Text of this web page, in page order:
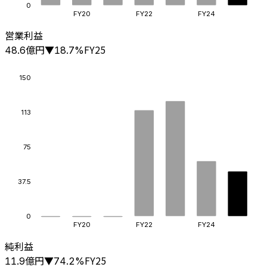
0
FY20 FY22 FY24
営業利益
48.6億円▼18.7%FY25
0
37.5
75
113
150
FY20 FY22 FY24
純利益
11.9億円▼74.2%FY25